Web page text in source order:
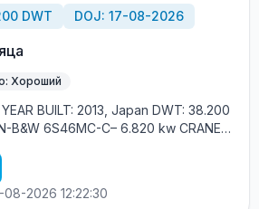
DWT DOJ: 17-08-2026
Хороший
BUILT: 2013, Japan DWT: 38.200
B&W 6S46MC-C– 6.820 kw CRANES:
MINIMUM REQUIREMENTS: - GOOD
MIN. 1 YEAR IN RANK - RUSSIAN
2026 12:22:30